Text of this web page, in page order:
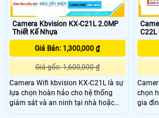
Camera Kbvision KX-C21L 2.0MP
Thiết Kế Nhựa
Giá Bán: 1,300,000 ₫
Giá gốc: 1,600,000 ₫
Camera Wifi kbvision KX-C21L là sự
lựa chọn hoàn hảo cho hệ thống
giám sát và an ninh tại nhà hoặc
văn phòng với độ phân giải cao,
chọn
gia
hiệu quả